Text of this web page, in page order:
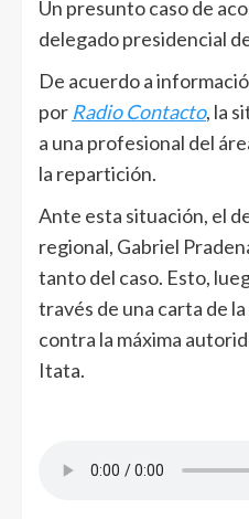
Un presunto caso de
delegado presidencial
De acuerdo a
por Radio Contacto, la
a una profesional del
la repartición.
Ante esta situación, el
regional, Gabriel
tanto del caso. Esto,
través de una carta de
contra la máxima
Itata.